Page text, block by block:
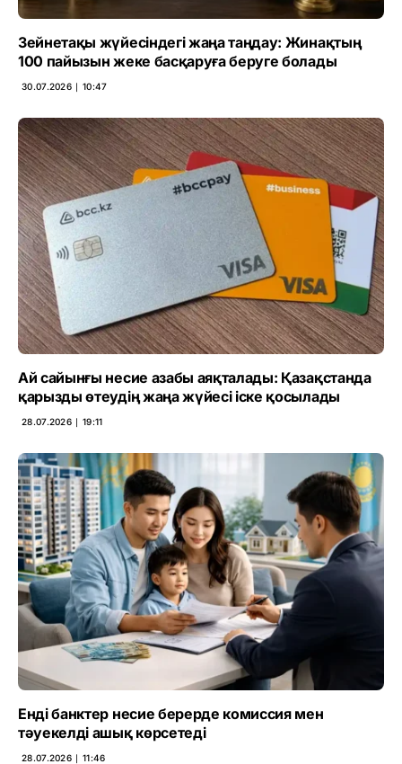
Зейнетақы жүйесіндегі жаңа таңдау: Жинақтың
100 пайызын жеке басқаруға беруге болады
30.07.2026 ∣ 10:47
Ай сайынғы несие азабы аяқталады: Қазақстанда
қарызды өтеудің жаңа жүйесі іске қосылады
28.07.2026 ∣ 19:11
Енді банктер несие берерде комиссия мен
тәуекелді ашық көрсетеді
28.07.2026 ∣ 11:46